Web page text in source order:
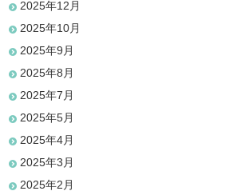
2025年12月
2025年10月
2025年9月
2025年8月
2025年7月
2025年5月
2025年4月
2025年3月
2025年2月